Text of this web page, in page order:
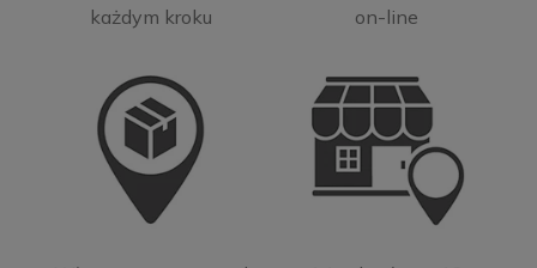
każdym kroku
on-line